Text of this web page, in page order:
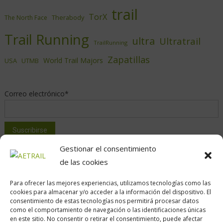
Gestionar el consentimiento
de las cookies
Para ofrecer las mejores experiencias, utilizamos tecnologías como las
cookies para almacenar y/o acceder a la información del dispositivo. El
consentimiento de estas tecnologías nos permitirá procesar datos
como el comportamiento de navegación o las identificaciones únicas
en este sitio. No consentir o retirar el consentimiento, puede afectar
The North Face Therabody TorX trail
Trail Running TrailRunning ultra Ultratrail
USA UTMB World Trail Majors Zapatillas
Correo electrónico*